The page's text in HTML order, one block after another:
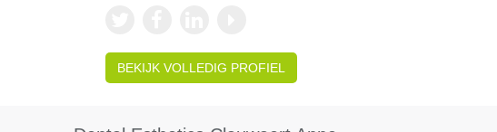
BEKIJK VOLLEDIG PROFIEL